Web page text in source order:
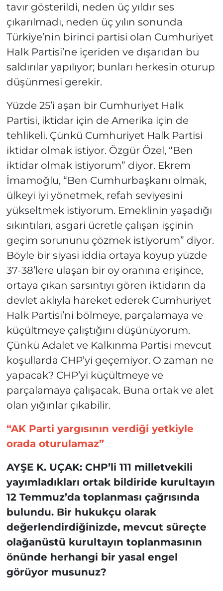
tavır gösterildi, neden üç yıldır ses
çıkarılmadı, neden üç yılın sonunda
Türkiye’nin birinci partisi olan Cumhuriyet
Halk Partisi’ne içeriden ve dışarıdan bu
saldırılar yapılıyor; bunları herkesin oturup
düşünmesi gerekir.
Yüzde 25’i aşan bir Cumhuriyet Halk
Partisi, iktidar için de Amerika için de
tehlikeli. Çünkü Cumhuriyet Halk Partisi
iktidar olmak istiyor. Özgür Özel, “Ben
iktidar olmak istiyorum” diyor. Ekrem
İmamoğlu, “Ben Cumhurbaşkanı olmak,
ülkeyi iyi yönetmek, refah seviyesini
yükseltmek istiyorum. Emeklinin yaşadığı
sıkıntıları, asgari ücretle çalışan işçinin
geçim sorununu çözmek istiyorum” diyor.
Böyle bir siyasi iddia ortaya koyup yüzde
37-38’lere ulaşan bir oy oranına erişince,
ortaya çıkan sarsıntıyı gören iktidarın da
devlet aklıyla hareket ederek Cumhuriyet
Halk Partisi’ni bölmeye, parçalamaya ve
küçültmeye çalıştığını düşünüyorum.
Çünkü Adalet ve Kalkınma Partisi mevcut
koşullarda CHP’yi geçemiyor. O zaman ne
yapacak? CHP’yi küçültmeye ve
parçalamaya çalışacak. Buna ortak ve alet
olan yığınlar çıkabilir.
“AK Parti yargısının verdiği yetkiyle
orada oturulamaz”
AYŞE K. UÇAK: CHP’li 111 milletvekili
yayımladıkları ortak bildiride kurultayın
12 Temmuz’da toplanması çağrısında
bulundu. Bir hukukçu olarak
değerlendirdiğinizde, mevcut süreçte
olağanüstü kurultayın toplanmasının
önünde herhangi bir yasal engel
görüyor musunuz?